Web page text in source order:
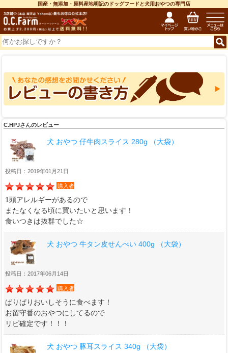
国産・無添加・原料産地明記のドッグフードと犬用おやつの専門店
C.HPJさんのレビュー
犬 おやつ 仔牛肉スライス 280g （大袋）
投稿日：2019年01月21日
購入者
1頭アレルギーがあるので
またなくなる頃に買いたいと思います！
食いつきは抜群でした☆
犬 おやつ 牛タン皮せんべい 400g （大袋）
投稿日：2017年06月14日
購入者
ぱりぱりおいしそうに食べます！
お留守番のおやつにしてるので
リピ確定です！！！
犬 おやつ 豚耳スライス 340g （大袋）